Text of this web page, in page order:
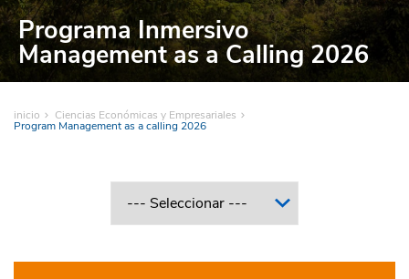
Programa Inmersivo
Management as a Calling 2026
inicio Ciencias Económicas y Empresariales
Program Management as a calling 2026